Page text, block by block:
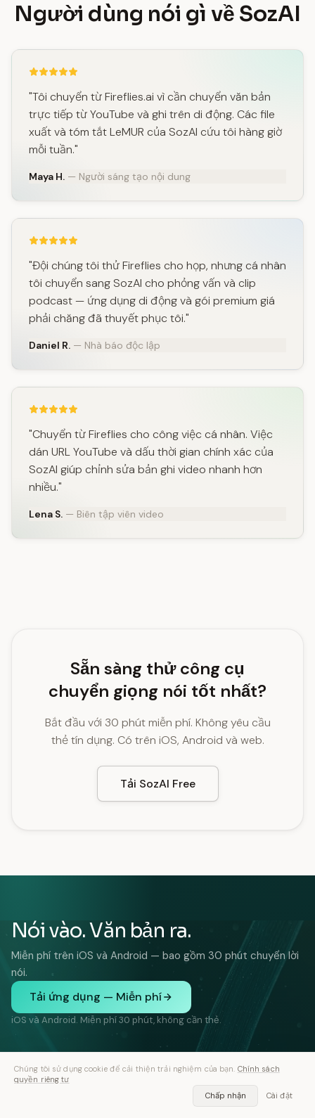
Người dùng nói gì về SozAI
"Tôi chuyển từ Fireflies.ai vì cần chuyển văn bản
trực tiếp từ YouTube và ghi trên di động. Các file
xuất và tóm tắt LeMUR của SozAI cứu tôi hàng giờ
mỗi tuần."
Maya H. — Người sáng tạo nội dung
"Đội chúng tôi thử Fireflies cho họp, nhưng cá nhân
tôi chuyển sang SozAI cho phỏng vấn và clip
podcast — ứng dụng di động và gói premium giá
phải chăng đã thuyết phục tôi."
Daniel R. — Nhà báo độc lập
"Chuyển từ Fireflies cho công việc cá nhân. Việc
dán URL YouTube và dấu thời gian chính xác của
SozAI giúp chỉnh sửa bản ghi video nhanh hơn
nhiều."
Lena S. — Biên tập viên video
Sẵn sàng thử công cụ
chuyển giọng nói tốt nhất?
Bắt đầu với 30 phút miễn phí. Không yêu cầu
thẻ tín dụng. Có trên iOS, Android và web.
Tải SozAI Free
Nói vào. Văn bản ra.
Miễn phí trên iOS và Android — bao gồm 30 phút chuyển lời
nói.
Tải ứng dụng — Miễn phí
iOS và Android. Miễn phí 30 phút, không cần thẻ.
GIẢI PHÁP
Chúng tôi sử dụng cookie để cải thiện trải nghiệm của bạn. Chính sách
quyền riêng tư
Chấp nhận
Cài đặt